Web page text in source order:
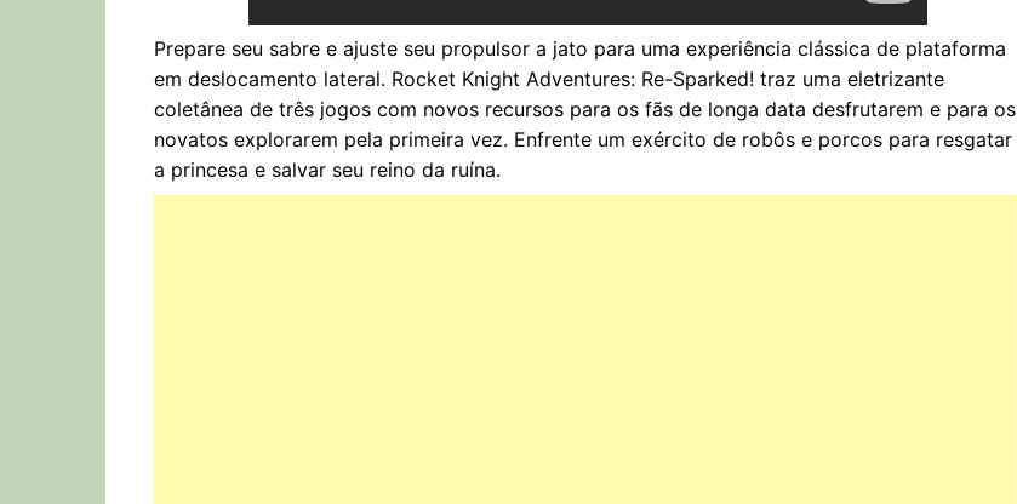
Prepare seu sabre e ajuste seu propulsor a jato para uma experiência clássica de plataforma
em deslocamento lateral. Rocket Knight Adventures: Re-Sparked! traz uma eletrizante
coletânea de três jogos com novos recursos para os fãs de longa data desfrutarem e para os
novatos explorarem pela primeira vez. Enfrente um exército de robôs e porcos para resgatar
a princesa e salvar seu reino da ruína.